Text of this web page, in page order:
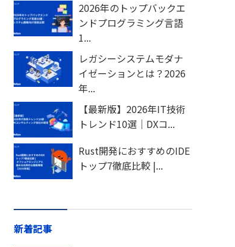
2026年のトップバックエ
ンドプログラミング言語
1...
レガシーシステムモダナ
イゼーションとは？2026
年...
【最新版】2026年IT技術
トレンド10選｜DXコ...
Rust開発におすすめのIDE
トップ7徹底比較 |...
新着記事